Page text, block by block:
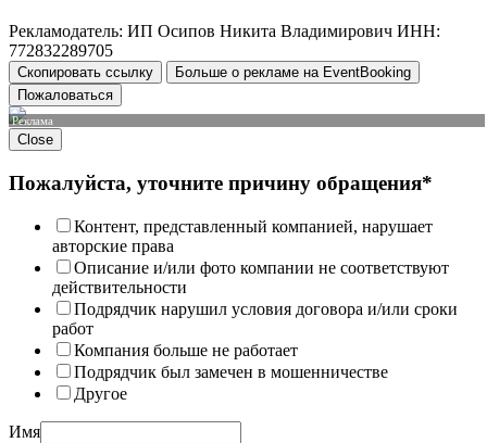
Рекламодатель: ИП Осипов Никита Владимирович ИНН:
772832289705
Скопировать ссылку
Больше о рекламе на EventBooking
Пожаловаться
Реклама
Close
Пожалуйста, уточните причину обращения*
Контент, представленный компанией, нарушает
авторские права
Описание и/или фото компании не соответствуют
действительности
Подрядчик нарушил условия договора и/или сроки
работ
Компания больше не работает
Подрядчик был замечен в мошенничестве
Другое
Имя